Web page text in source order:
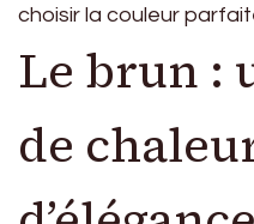
choisir la couleur
Le brun :
de